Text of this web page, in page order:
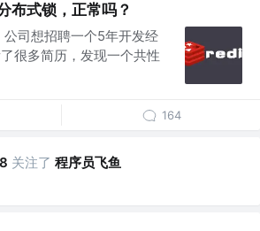
布式锁，正常吗？
司想招聘一个5年开发经
很多简历，发现一个共性
164
关注了 程序员飞鱼